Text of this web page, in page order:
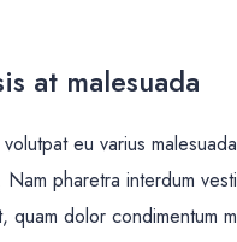
at malesuada
eu varius
pharetra interdum
dolor condimentum